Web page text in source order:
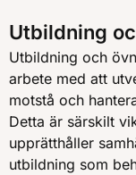
Utbildning
Utbildning och
arbete med att
motstå och
Detta är särskilt
upprätthåller
utbildning som